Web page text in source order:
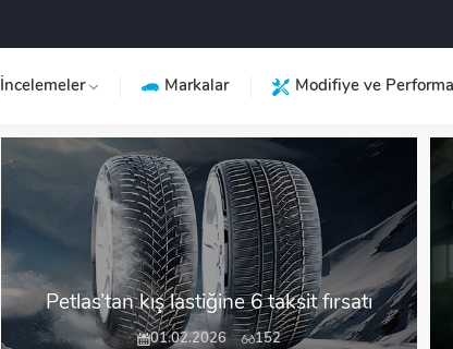
İncelemeler Markalar Modifiye ve
Petlas’tan kış lastiğine 6 taksit fırsatı
01.02.2026 152